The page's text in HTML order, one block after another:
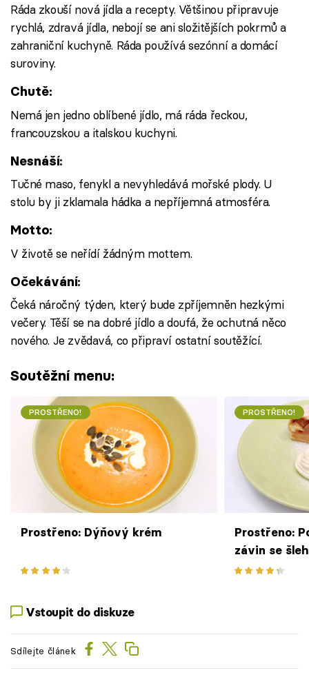
Ráda zkouší nová jídla a recepty. Většinou připravuje
rychlá, zdravá jídla, nebojí se ani složitějších pokrmů a
zahraniční kuchyně. Ráda používá sezónní a domácí
suroviny.
Chutě:
Nemá jen jedno oblíbené jídlo, má ráda řeckou,
francouzskou a italskou kuchyni.
Nesnáší:
Tučné maso, fenykl a nevyhledává mořské plody. U
stolu by ji zklamala hádka a nepříjemná atmosféra.
Motto:
V životě se neřídí žádným mottem.
Očekávání:
Čeká náročný týden, který bude zpříjemněn hezkými
večery. Těší se na dobré jídlo a doufá, že ochutná něco
nového. Je zvědavá, co připraví ostatní soutěžící.
Soutěžní menu:
PROSTŘENO!
Prostřeno: Dýňový krém
PROSTŘENO!
Prostřeno:
závin se
Vstoupit do diskuze
Sdílejte článek